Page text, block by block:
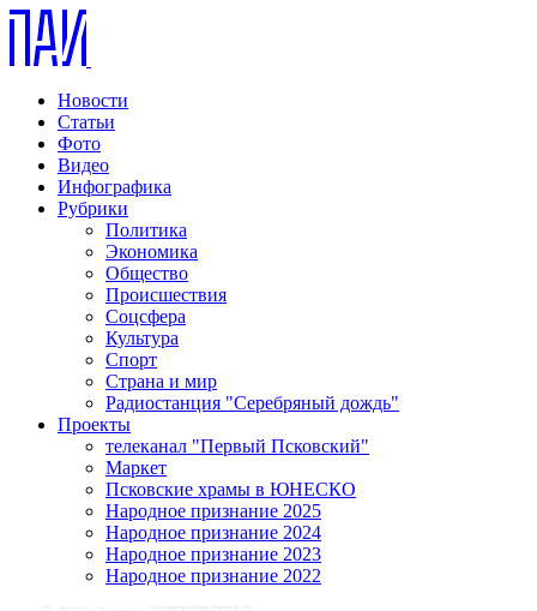
Новости
Статьи
Фото
Видео
Инфографика
Рубрики
Политика
Экономика
Общество
Происшествия
Соцсфера
Культура
Спорт
Страна и мир
Радиостанция "Серебряный дождь"
Проекты
телеканал "Первый Псковский"
Маркет
Псковские храмы в ЮНЕСКО
Народное признание 2025
Народное признание 2024
Народное признание 2023
Народное признание 2022